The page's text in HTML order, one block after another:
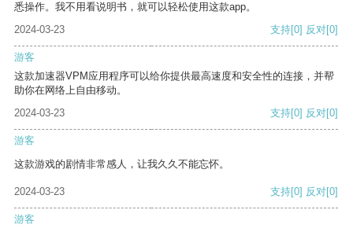
悉操作。我不用看说明书，就可以轻松使用这款app。
2024-03-23
支持[0] 反对[0]
游客
这款加速器VPM应用程序可以给你提供最高速度和安全性的连接，并帮
助你在网络上自由移动。
2024-03-23
支持[0] 反对[0]
游客
这款游戏的剧情非常感人，让我久久不能忘怀。
2024-03-23 支持[0] 反对[0]
游客